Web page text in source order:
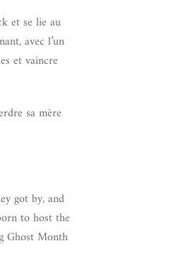
et se lie au
avec l’un
et vaincre
sa mère
got by, and
to host the
Ghost Month